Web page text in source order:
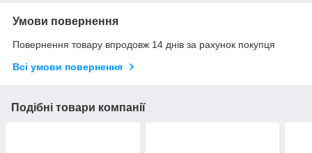
Умови повернення
Повернення товару впродовж 14 днів за рахунок покупця
Всі умови повернення
Подібні товари компанії